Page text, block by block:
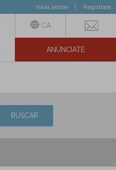
Inicia sesión Regístrate
CA
ANÚNCIATE
BUSCAR